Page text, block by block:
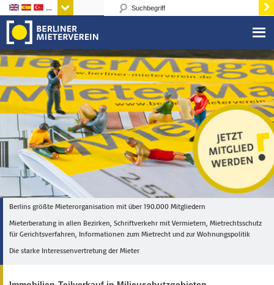
Sprachen
Berlins größte Mieterorganisation mit über 190.000 Mitgliedern
Mieterberatung in allen Bezirken, Schriftverkehr mit Vermietern, Mietrechtsschutz
für Gerichtsverfahren, Informationen zum Mietrecht und zur Wohnungspolitik
Die starke Interessenvertretung der Mieter